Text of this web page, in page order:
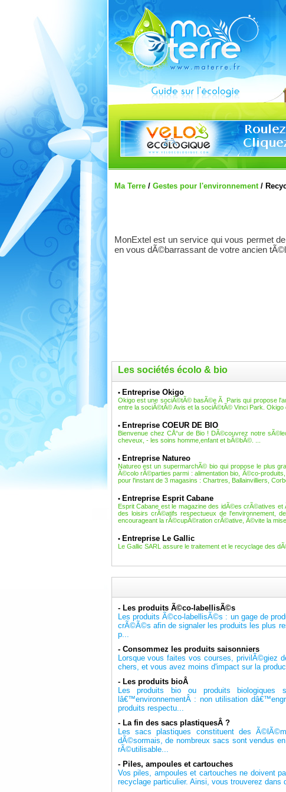
Ma Terre/ Gestes pour l'environnement /
MonExtel est un service qui vous permet
en vous dÃ©barrassant de votre ancien
Les sociétés écolo & bio
• Entreprise Okigo
Okigo est une sociÃ©tÃ© basÃ©e Ã Paris qui propose
entre la sociÃ©tÃ© Avis et la sociÃ©tÃ© Vinci Park. Okigo
• Entreprise COEUR DE BIO
Bienvenue chez CÅ“ur de Bio ! DÃ©couvrez notre
cheveux, - les soins homme,enfant et bÃ©bÃ©. ...
• Entreprise Natureo
Natureo est un supermarchÃ© bio qui propose le plus
Ã©colo rÃ©parties parmi : alimentation bio, Ã©co-
pour l'instant de 3 magasins : Chartres, Ballainvilliers,
• Entreprise Esprit Cabane
Esprit Cabane est le magazine des idÃ©es crÃ©atives
des loisirs crÃ©atifs respectueux de l'environnement,
encourageant la rÃ©cupÃ©ration crÃ©ative, Ã©vite la
• Entreprise Le Gallic
Le Gallic SARL assure le traitement et le recyclage des
- Les produits Ã©co-labellisÃ©s
Les produits Ã©co-labellisÃ©s : un gage de
crÃ©Ã©s afin de signaler les produits les plus
p...
- Consommez les produits saisonniers
Lorsque vous faites vos courses, privilÃ©giez
chers, et vous avez moins d'impact sur la
- Les produits bioÂ
Les produits bio ou produits
lâ€™environnementÂ : non utilisation
produits respectu...
- La fin des sacs plastiquesÂ ?
Les sacs plastiques constituent des
dÃ©sormais, de nombreux sacs sont vendus
rÃ©utilisable...
- Piles, ampoules et cartouches
Vos piles, ampoules et cartouches ne doivent
recyclage particulier. Ainsi, vous trouverez